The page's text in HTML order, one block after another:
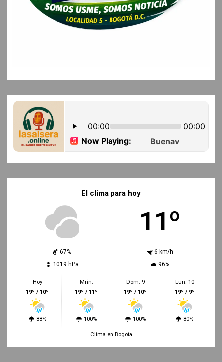
El clima para hoy
11º
67%
6 km/h
1019 hPa
96%
Hoy
19º / 10º
88%
Mñn.
19º / 11º
100%
Dom. 9
19º / 10º
100%
Lun. 10
19º / 9º
80%
Clima en Bogota